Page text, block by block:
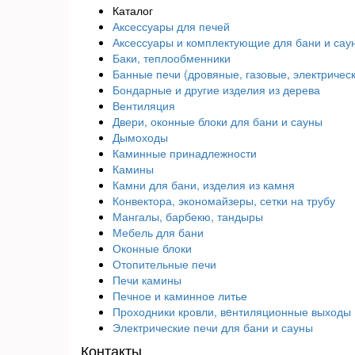
Каталог
Аксессуары для печей
Аксессуары и комплектующие для бани и
Баки, теплообменники
Банные печи (дровяные, газовые,
Бондарные и другие изделия из дерева
Вентиляция
Двери, оконные блоки для бани и сауны
Дымоходы
Каминные принадлежности
Камины
Камни для бани, изделия из камня
Конвектора, экономайзеры, сетки на трубу
Мангалы, барбекю, тандыры
Мебель для бани
Оконные блоки
Отопительные печи
Печи камины
Печное и каминное литье
Проходники кровли, вeнтиляционные выходы
Электрические печи для бани и сауны
Контакты